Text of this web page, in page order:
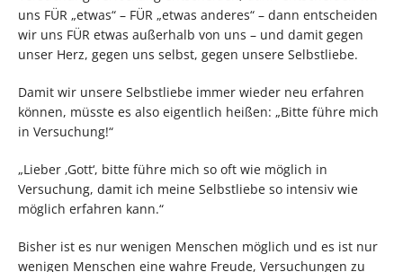
uns FÜR „etwas“ – FÜR „etwas anderes“ – dann entscheiden
wir uns FÜR etwas außerhalb von uns – und damit gegen
unser Herz, gegen uns selbst, gegen unsere Selbstliebe.
Damit wir unsere Selbstliebe immer wieder neu erfahren
können, müsste es also eigentlich heißen: „Bitte führe mich
in Versuchung!“
„Lieber ‚Gott‘, bitte führe mich so oft wie möglich in
Versuchung, damit ich meine Selbstliebe so intensiv wie
möglich erfahren kann.“
Bisher ist es nur wenigen Menschen möglich und es ist nur
wenigen Menschen eine wahre Freude, Versuchungen zu